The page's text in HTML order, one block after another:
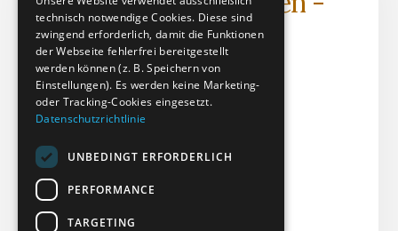
Text
Textdatei (PDF)
Dateigröße: 150.07 KB
Erstellt: 06-05-2024
Aktualisiert: 07-05-2024
Treffer: 215
Herunterladen
technisch notwendige Cookies. Diese sind
zwingend erforderlich, damit die Funktionen
der Webseite fehlerfrei bereitgestellt
werden können (z. B. Speichern von
Einstellungen). Es werden keine Marketing-
oder Tracking-Cookies eingesetzt.
Datenschutzrichtlinie
UNBEDINGT ERFORDERLICH
PERFORMANCE
TARGETING